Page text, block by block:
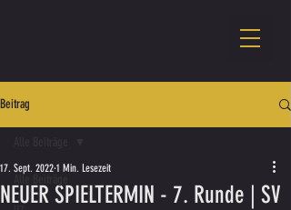
Beitrag
Alle Beiträge
NEUER SPIELTERMIN - 7. Runde | SV
17. Sept. 2022 1 Min. Lesezeit